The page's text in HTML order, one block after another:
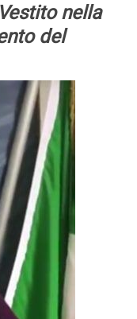
nella
del